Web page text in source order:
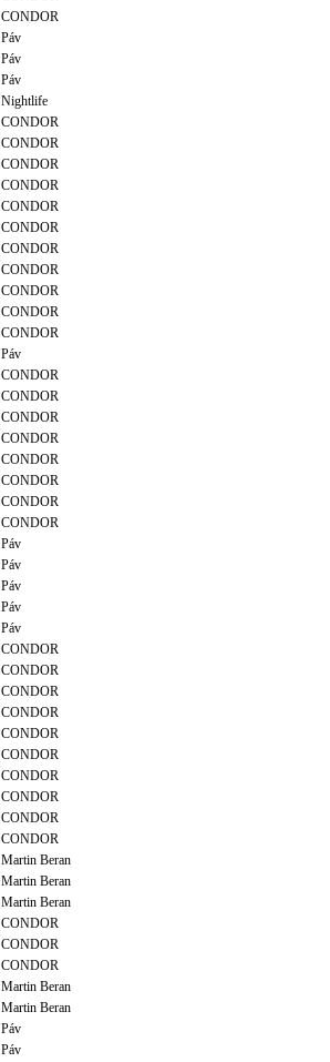
CONDOR
Páv
Páv
Páv
Nightlife
CONDOR
CONDOR
CONDOR
CONDOR
CONDOR
CONDOR
CONDOR
CONDOR
CONDOR
CONDOR
CONDOR
Páv
CONDOR
CONDOR
CONDOR
CONDOR
CONDOR
CONDOR
CONDOR
CONDOR
Páv
Páv
Páv
Páv
Páv
CONDOR
CONDOR
CONDOR
CONDOR
CONDOR
CONDOR
CONDOR
CONDOR
CONDOR
CONDOR
Martin Beran
Martin Beran
Martin Beran
CONDOR
CONDOR
CONDOR
Martin Beran
Martin Beran
Páv
Páv